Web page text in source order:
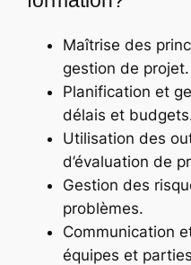
Maîtrise des
gestion de projet.
Planification et
délais et
Utilisation des
d’évaluation de
Gestion des
problèmes.
Communication
équipes et